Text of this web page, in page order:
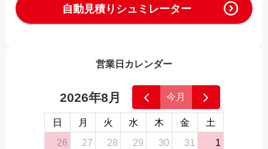
自動見積りシュミレーター
営業日カレンダー
2026年8月 今月
日 月 火 水 木 金
土
26
27 28 29 30 31 1